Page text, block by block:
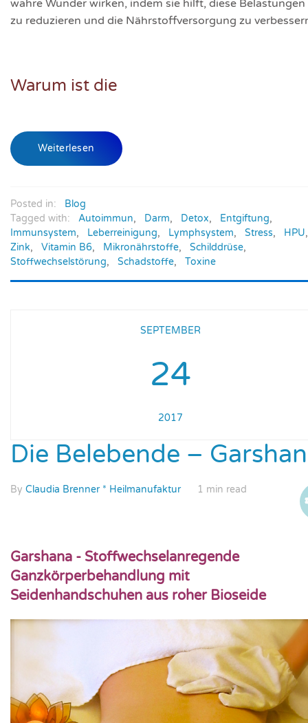
wahre Wunder wirken, indem sie hilft, diese Belastungen
zu reduzieren und die Nährstoffversorgung zu
Warum ist die
Weiterlesen
Posted in:
Blog
Tagged with:
Autoimmun, Darm, Detox, Entgiftung,
Immunsystem, Leberreinigung, Lymphsystem, Stress, HPU,
Zink, Vitamin B6, Mikronährstoffe, Schilddrüse,
Stoffwechselstörung, Schadstoffe, Toxine
SEPTEMBER
24
2017
Die Belebende –
By Claudia Brenner * Heilmanufaktur 1 min read
Garshana - Stoffwechselanregende
Ganzkörperbehandlung mit
Seidenhandschuhen aus roher Bioseide